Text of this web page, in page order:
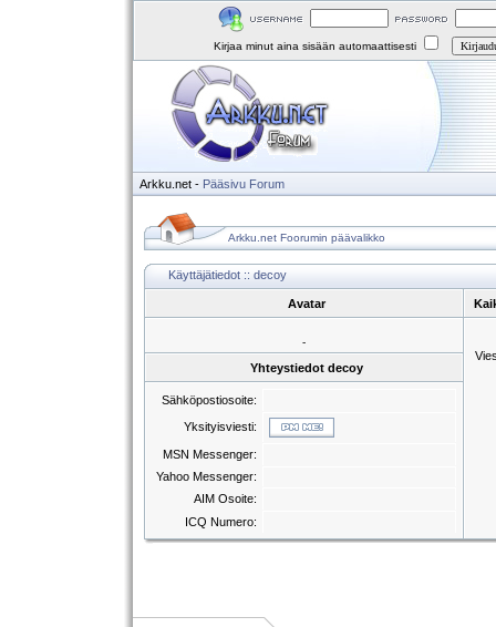
Kirjaa minut aina sisään automaattisesti
Arkku.net - Pääsivu Forum
Arkku.net Foorumin päävalikko
Käyttäjätiedot :: decoy
Avatar
-
Yhteystiedot decoy
Sähköpostiosoite:
Yksityisviesti:
MSN Messenger:
Yahoo Messenger:
AIM Osoite:
ICQ Numero: